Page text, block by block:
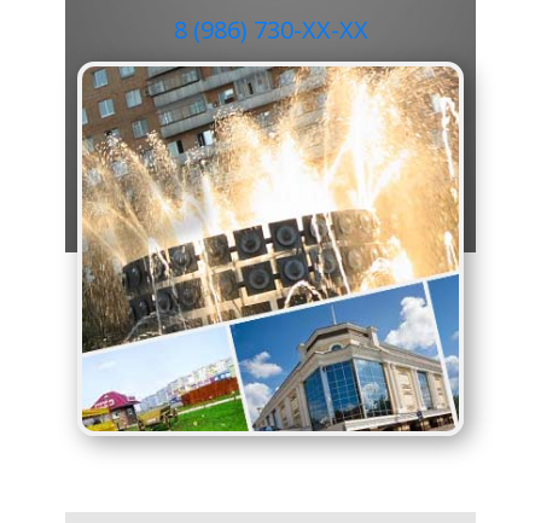
8 (986) 730-ХХ-ХХ